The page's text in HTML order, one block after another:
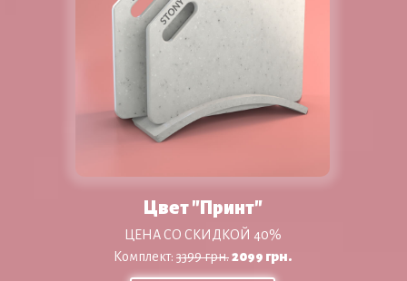
Цвет "Принт"
ЦЕНА СО СКИДКОЙ 40%
Комплект: 3399 грн.2099 грн.